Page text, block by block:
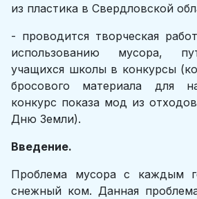
из пластика в Свердловской
- проводится творческая
использованию мусора,
учащихся школы в конкурсы
бросового материала для
конкурс показа мод из
Дню Земли).
Введение.
Проблема мусора с каждым
снежный ком. Данная